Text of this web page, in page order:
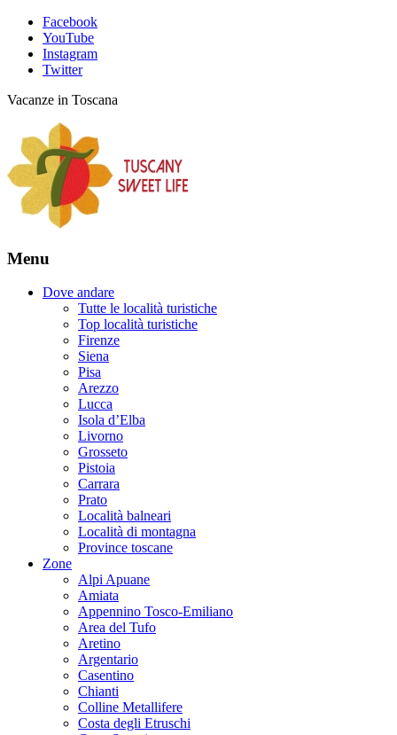
Facebook
YouTube
Instagram
Twitter
Vacanze in Toscana
Menu
Dove andare
Tutte le località turistiche
Top località turistiche
Firenze
Siena
Pisa
Arezzo
Lucca
Isola d’Elba
Livorno
Grosseto
Pistoia
Carrara
Prato
Località balneari
Località di montagna
Province toscane
Zone
Alpi Apuane
Amiata
Appennino Tosco-Emiliano
Area del Tufo
Aretino
Argentario
Casentino
Chianti
Colline Metallifere
Costa degli Etruschi